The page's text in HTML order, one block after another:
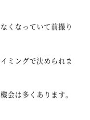
くなっていて前撮り
ミングで決められま
会は多くあります。